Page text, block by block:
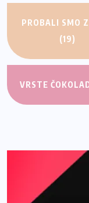
PROBALI SMO
(19)
VRSTE